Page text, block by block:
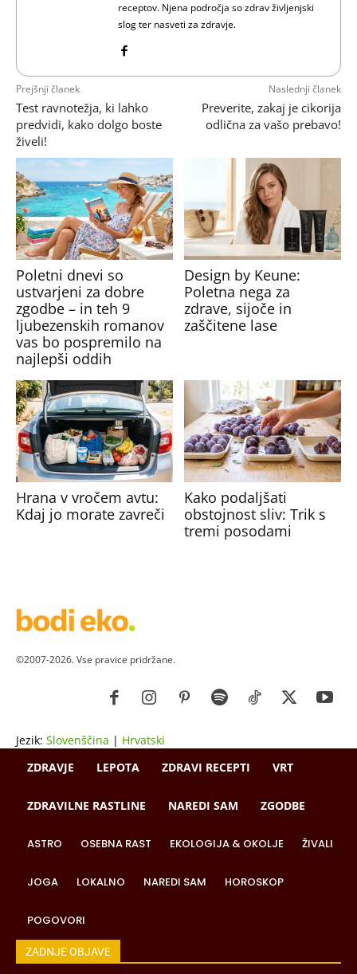
receptov. Njena področja so zdrav življenjski
slog ter nasveti za zdravje.
Prejšnji članek
Test ravnotežja, ki lahko
predvidi, kako dolgo boste
živeli!
Naslednji članek
Preverite, zakaj je cikorija
odlična za vašo prebavo!
Poletni dnevi so
ustvarjeni za dobre
zgodbe – in teh 9
ljubezenskih romanov
vas bo pospremilo na
najlepši oddih
Design by Keune:
Poletna nega za
zdrave, sijoče in
zaščitene lase
Hrana v vročem avtu:
Kdaj jo morate zavreči
Kako podaljšati
obstojnost sliv: Trik s
tremi posodami
©2007-2026. Vse pravice pridržane.
Jezik: Slovenščina | Hrvatski
ZDRAVJE
LEPOTA ZDRAVI RECEPTI VRT
ZDRAVILNE RASTLINE NAREDI SAM ZGODBE
ASTRO OSEBNA RAST EKOLOGIJA & OKOLJE ŽIVALI
JOGA LOKALNO NAREDI SAM HOROSKOP
POGOVORI
ZADNJE OBJAVE